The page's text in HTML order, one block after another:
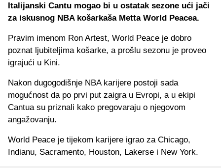
Italijanski Cantu mogao bi u ostatak sezone ući jači
za iskusnog NBA košarkaša Metta World Peacea.
Pravim imenom Ron Artest, World Peace je dobro
poznat ljubiteljima košarke, a prošlu sezonu je proveo
igrajući u Kini.
Nakon dugogodišnje NBA karijere postoji sada
mogućnost da po prvi put zaigra u Evropi, a u ekipi
Cantua su priznali kako pregovaraju o njegovom
angažovanju.
World Peace je tijekom karijere igrao za Chicago,
Indianu, Sacramento, Houston, Lakerse i New York.